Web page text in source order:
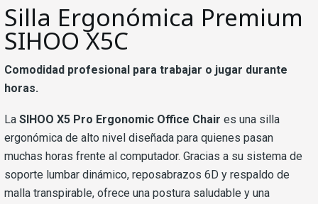
Silla Ergonómica Premium
SIHOO X5C
Comodidad profesional para trabajar o jugar durante
horas.
La SIHOO X5 Pro Ergonomic Office Chair es una silla
ergonómica de alto nivel diseñada para quienes pasan
muchas horas frente al computador. Gracias a su sistema de
soporte lumbar dinámico, reposabrazos 6D y respaldo de
malla transpirable, ofrece una postura saludable y una